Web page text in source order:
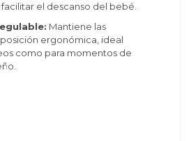
el descanso del bebé.
Mantiene las
ergonómica, ideal
como para momentos de